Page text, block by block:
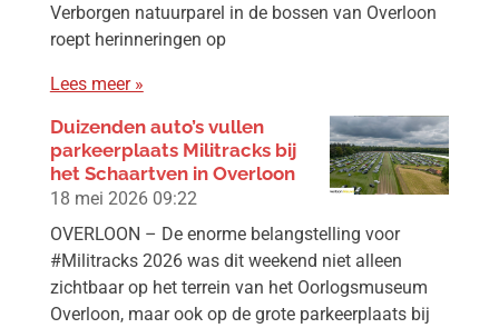
Verborgen natuurparel in de bossen van Overloon
roept herinneringen op
Lees meer »
Duizenden auto’s vullen
parkeerplaats Militracks bij
het Schaartven in Overloon
18 mei 2026 09:22
OVERLOON – De enorme belangstelling voor
#Militracks 2026 was dit weekend niet alleen
zichtbaar op het terrein van het Oorlogsmuseum
Overloon, maar ook op de grote parkeerplaats bij